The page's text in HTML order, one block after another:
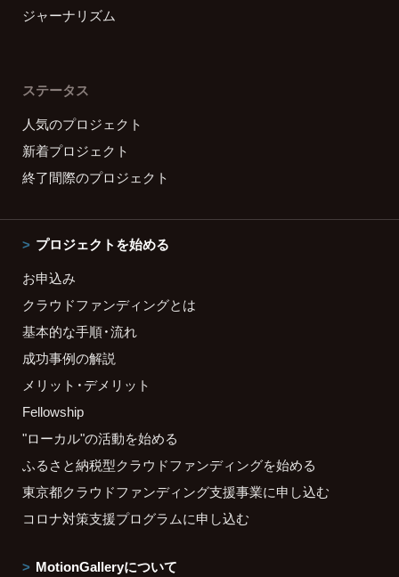
ジャーナリズム
ステータス
人気のプロジェクト
新着プロジェクト
終了間際のプロジェクト
プロジェクトを始める
お申込み
クラウドファンディングとは
基本的な手順・流れ
成功事例の解説
メリット・デメリット
Fellowship
"ローカル"の活動を始める
ふるさと納税型クラウドファンディングを始める
東京都クラウドファンディング支援事業に申し込む
コロナ対策支援プログラムに申し込む
MotionGalleryについて